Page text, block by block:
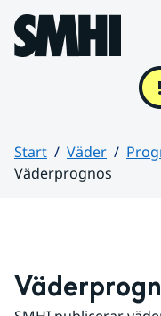
Hoppa till sidans innehåll
Start Väder
Väderprognos